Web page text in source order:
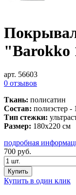
"Barokko
арт. 56603
0 отзывов
Ткань: полисатин
Состав: полиэстер -
Тип стежки:
Размер: 180х220 см
подробная
700 руб.
Купить
Купить в один клик